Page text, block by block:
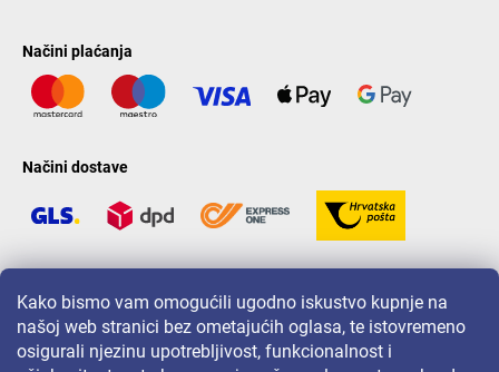
Kako bismo vam omogućili ugodno iskustvo kupnje na
našoj web stranici bez ometajućih oglasa, te istovremeno
osigurali njezinu upotrebljivost, funkcionalnost i
Načini plaćanja
Načini dostave